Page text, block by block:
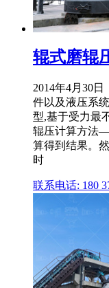
辊式磨辊
2014年4月30
件以及液压系
型,基于受力最
辊压计算方法
算得到结果。
时
联系电话: 180